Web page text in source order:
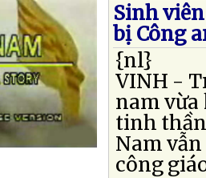
Sinh
bị Công
{nl}
VINH -
nam
tinh thần
Nam
công